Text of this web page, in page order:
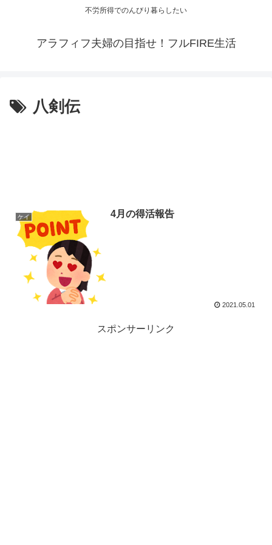
不労所得でのんびり暮らしたい
アラフィフ夫婦の目指せ！フルFIRE生活
八剣伝
ケイ 4月の得活報告
2021.05.01
スポンサーリンク